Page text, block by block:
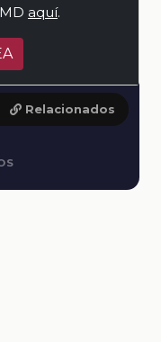
aquí.
Relacionados